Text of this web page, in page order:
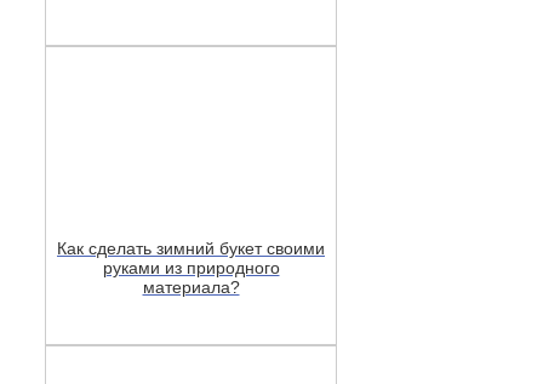
Как сделать зимний букет своими
руками из природного
материала?